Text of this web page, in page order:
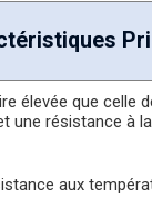
élevée que celle
une résistance à
aux